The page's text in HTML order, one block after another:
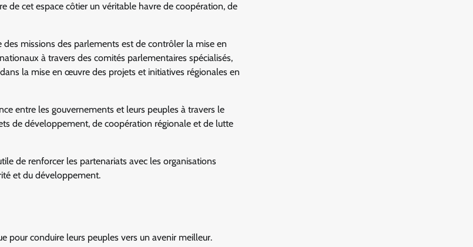
de cet espace côtier un véritable havre de coopération, de
missions des parlements est de contrôler la mise en
à travers des comités parlementaires spécialisés,
la mise en œuvre des projets et initiatives régionales en
entre les gouvernements et leurs peuples à travers le
de développement, de coopération régionale et de lutte
de renforcer les partenariats avec les organisations
et du développement.
pour conduire leurs peuples vers un avenir meilleur.